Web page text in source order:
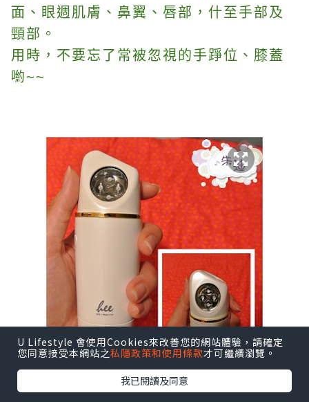
面、眼週肌膚、鼻翼、唇部，什至手部及
頸部。
用時，不要忘了常被忽視的手踭位、膝蓋
喲~~
U Lifestyle 會使用Cookies來改善您的網站體驗，請確定
您同意接受本網站之私隱政策和使用條款才可繼續瀏覽。
我已閱讀及同意